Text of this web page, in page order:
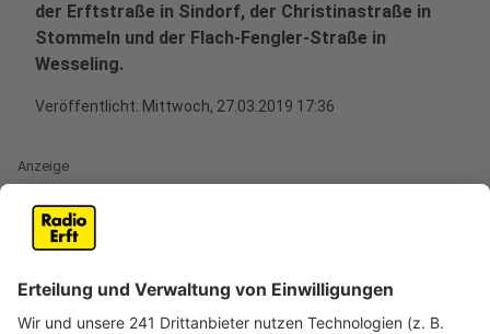
der Erftstraße in Sindorf, der Christinastraße in
Stommeln und der Flach-Fengler-Straße in
Wesseling.
Veröffentlicht: Mittwoch, 27.03.2019 17:36
Anzeige
Und als wäre das nicht schon schlimm genug, flüchten
sich um das Kind zu kümmern – vier Mal war das der
Fall. So ist es auch am Montagmorgen in der Straße